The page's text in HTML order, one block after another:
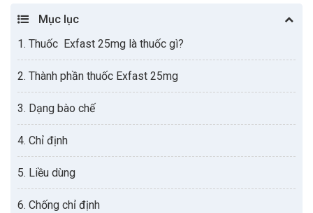
Mục lục
1. Thuốc Exfast 25mg là thuốc gì?
2. Thành phần thuốc Exfast 25mg
3. Dạng bào chế
4. Chỉ định
5. Liều dùng
6. Chống chỉ định